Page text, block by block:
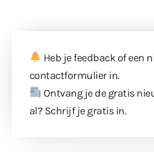
Heb je feedback of een
contactformulierin.
Ontvang je de gratis
al? Schrijf je gratis in.